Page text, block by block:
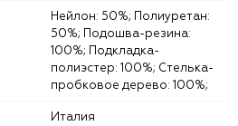
Нейлон: 50%; Полиуретан:
50%; Подошва-резина:
100%; Подкладка-
полиэстер: 100%; Стелька-
пробковое дерево: 100%;
Италия